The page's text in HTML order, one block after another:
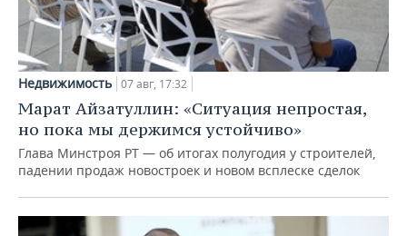
Недвижимость 07 авг, 17:32
Марат Айзатуллин: «Ситуация непростая,
но пока мы держимся устойчиво»
Глава Минстроя РТ — об итогах полугодия у строителей,
падении продаж новостроек и новом всплеске сделок